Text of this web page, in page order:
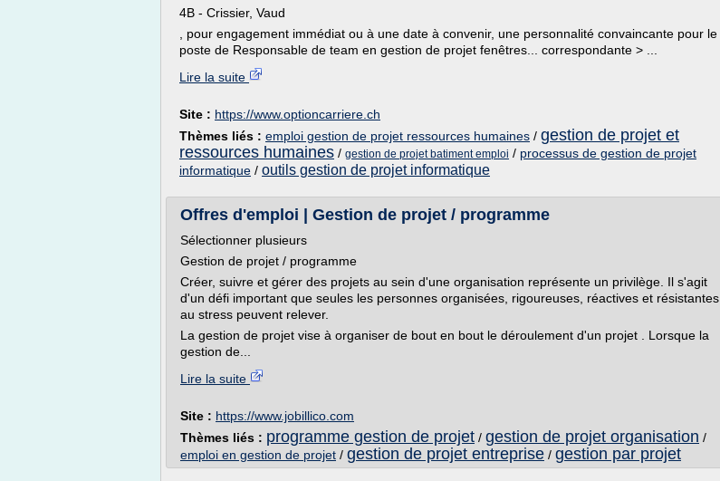
4B - Crissier, Vaud
, pour engagement immédiat ou à une date à convenir, une personnalité convaincante pour le
poste de Responsable de team en gestion de projet fenêtres... correspondante > ...
Lire la suite
Site : https://www.optioncarriere.ch
Thèmes liés : emploi gestion de projet ressources humaines / gestion de projet et
ressources humaines / gestion de projet batiment emploi / processus de gestion de projet
informatique / outils gestion de projet informatique
Offres d'emploi | Gestion de projet / programme
Sélectionner plusieurs
Gestion de projet / programme
Créer, suivre et gérer des projets au sein d'une organisation représente un privilège. Il s'agit
d'un défi important que seules les personnes organisées, rigoureuses, réactives et résistantes
au stress peuvent relever.
La gestion de projet vise à organiser de bout en bout le déroulement d'un projet . Lorsque la
gestion de...
Lire la suite
Site : https://www.jobillico.com
Thèmes liés : programme gestion de projet / gestion de projet organisation /
emploi en gestion de projet / gestion de projet entreprise / gestion par projet